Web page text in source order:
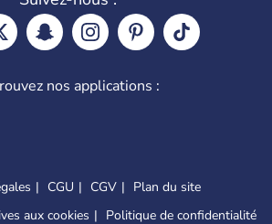
nos applications :
CGU CGV
Plan du site
aux cookies
Politique de confidentialité